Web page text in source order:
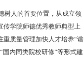
树人的首要位置，从成立领
传学院师德优秀教师典型上
重质量管理加快人才培养“谱
内同类院校研修”等形式建